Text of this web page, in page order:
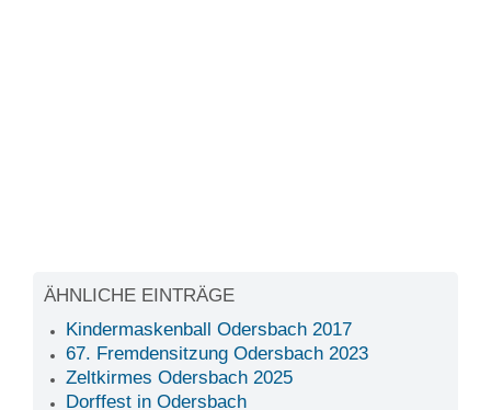
ÄHNLICHE EINTRÄGE
Kindermaskenball Odersbach 2017
67. Fremdensitzung Odersbach 2023
Zeltkirmes Odersbach 2025
Dorffest in Odersbach